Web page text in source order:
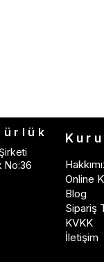
No:36
Online
Blog
Sipariş
KVKK
İletişim